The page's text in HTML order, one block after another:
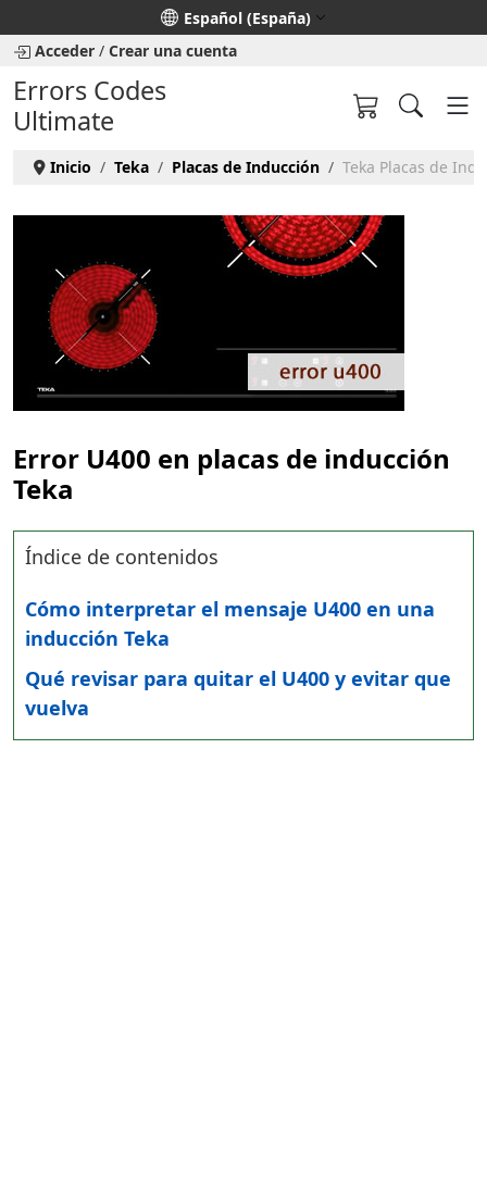
Seleccione su idioma
Español (España)
Acceder / Crear una cuenta
Errors Codes
Ultimate
Inicio Teka Placas de Inducción Teka Placas de
Error U400 en placas de inducción
Teka
Índice de contenidos
Cómo interpretar el mensaje U400 en una
inducción Teka
Qué revisar para quitar el U400 y evitar que
vuelva